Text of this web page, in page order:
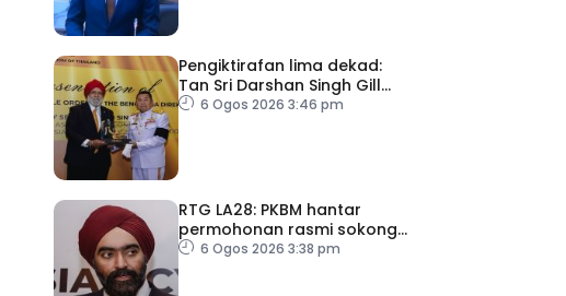
Pengiktirafan lima dekad:
Tan Sri Darshan Singh Gill
dikurniakan Anugerah Diraja
6 Ogos 2026 3:46 pm
RTG LA28: PKBM hantar
permohonan rasmi sokong
Azizulhasni minggu depan
6 Ogos 2026 3:38 pm